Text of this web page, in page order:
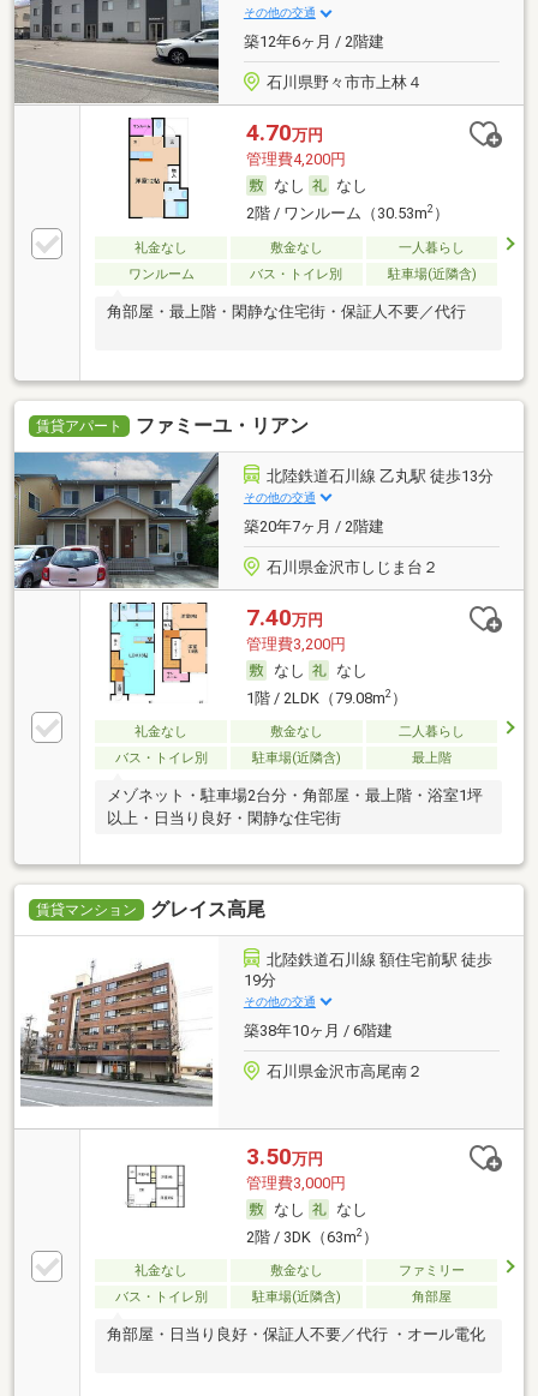
その他の交通
築12年6ヶ月 / 2階建
石川県野々市市上林４
4.70万円
管理費4,200円
なし
なし
2階 / ワンルーム（30.53m2）
礼金なし 敷金なし
一人暮らし
ワンルーム
バス・トイレ別 駐車場(近隣含)
角部屋・最上階・閑静な住宅街・保証人不要／代行
賃貸アパート ファミーユ・リアン
北陸鉄道石川線 乙丸駅 徒歩13分
その他の交通
築20年7ヶ月 / 2階建
石川県金沢市しじま台２
7.40万円
管理費3,200円
なし
なし
1階 / 2LDK（79.08m2）
礼金なし 敷金なし
二人暮らし
バス・トイレ別
駐車場(近隣含) 最上階
メゾネット・駐車場2台分・角部屋・最上階・浴室1坪
以上・日当り良好・閑静な住宅街
賃貸マンション グレイス高尾
北陸鉄道石川線 額住宅前駅 徒歩
19分
その他の交通
築38年10ヶ月 / 6階建
石川県金沢市高尾南２
3.50万円
管理費3,000円
なし
なし
2階 / 3DK（63m2）
礼金なし 敷金なし
ファミリー
バス・トイレ別
駐車場(近隣含) 角部屋
角部屋・日当り良好・保証人不要／代行 ・オール電化